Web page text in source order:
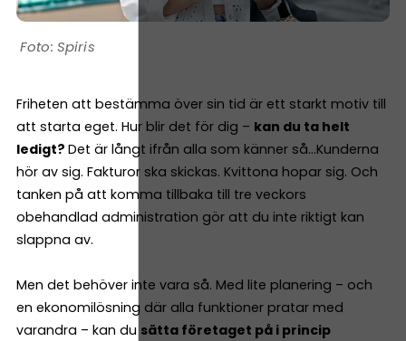
Spiris
Friheten att bestämma över sin tid är ett starkt motiv till
att starta eget. Hur blir det för dig – kan du ta helt
ledigt? Det är långt ifrån alla som känner så…Kunderna
hör av sig. Fakturor ska skickas. Kvittona hopar sig. Och
tanken på att komma tillbaka till tre veckors
obehandlad administration gör att du inte riktigt kan
slappna av.
Men det behöver inte vara så. Med lite planering – och
en ekonomilösning där alla funktioner pratar med
varandra – kan du sätta företaget på i princip